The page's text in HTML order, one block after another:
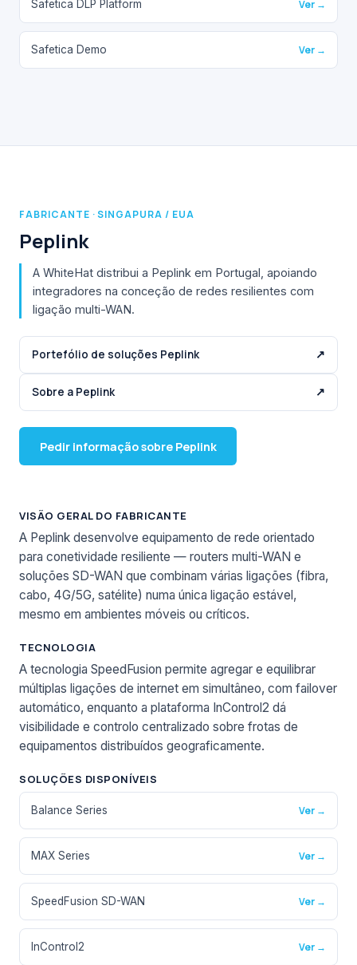
Safetica DLP Platform Ver →
Safetica Demo Ver →
FABRICANTE · SINGAPURA / EUA
Peplink
A WhiteHat distribui a Peplink em Portugal, apoiando
integradores na conceção de redes resilientes com
ligação multi-WAN.
Portefólio de soluções Peplink ↗
Sobre a Peplink ↗
Pedir informação sobre Peplink
VISÃO GERAL DO FABRICANTE
A Peplink desenvolve equipamento de rede orientado
para conetividade resiliente — routers multi-WAN e
soluções SD-WAN que combinam várias ligações (fibra,
cabo, 4G/5G, satélite) numa única ligação estável,
mesmo em ambientes móveis ou críticos.
TECNOLOGIA
A tecnologia SpeedFusion permite agregar e equilibrar
múltiplas ligações de internet em simultâneo, com failover
automático, enquanto a plataforma InControl2 dá
visibilidade e controlo centralizado sobre frotas de
equipamentos distribuídos geograficamente.
SOLUÇÕES DISPONÍVEIS
Balance Series Ver →
MAX Series Ver →
SpeedFusion SD-WAN Ver →
InControl2 Ver →